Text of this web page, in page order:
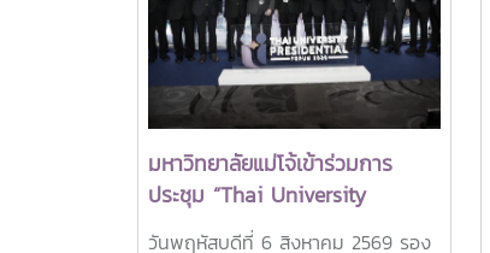
มหาวิทยาลัยแม่โจ้เข้าร่วมการ
ประชุม “Thai University
Presidential Forum 2026
วันพฤหัสบดีที่ 6 สิงหาคม 2569 รอง